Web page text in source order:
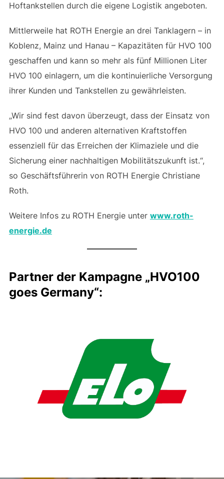
Hoftankstellen durch die eigene Logistik angeboten.
Mittlerweile hat ROTH Energie an drei Tanklagern – in
Koblenz, Mainz und Hanau – Kapazitäten für HVO 100
geschaffen und kann so mehr als fünf Millionen Liter
HVO 100 einlagern, um die kontinuierliche Versorgung
ihrer Kunden und Tankstellen zu gewährleisten.
„Wir sind fest davon überzeugt, dass der Einsatz von
HVO 100 und anderen alternativen Kraftstoffen
essenziell für das Erreichen der Klimaziele und die
Sicherung einer nachhaltigen Mobilitätszukunft ist.“,
so Geschäftsführerin von ROTH Energie Christiane
Roth.
Weitere Infos zu ROTH Energie unter www.roth-
energie.de
Partner der Kampagne „HVO100
goes Germany“: